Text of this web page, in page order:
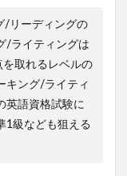
/リーディングの
/ライティングは
取れるレベルの
キング/ライティ
英語資格試験に
1級なども狙える